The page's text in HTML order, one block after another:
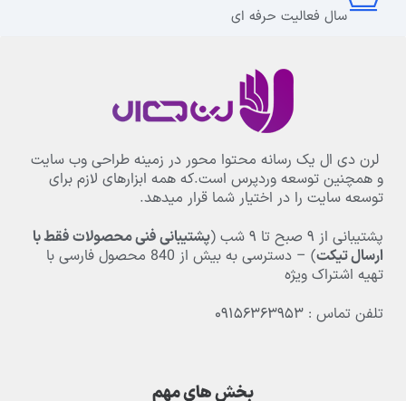
سال فعالیت حرفه ای
لرن دی ال یک رسانه محتوا محور در زمینه طراحی وب سایت
و همچنین توسعه وردپرس است.که همه ابزارهای لازم برای
توسعه سایت را در اختیار شما قرار میدهد.
پشتیبانی از ۹ صبح تا ۹ شب (پشتیبانی فنی محصولات فقط با
ارسال تیکت) – دسترسی به بیش از 840 محصول فارسی با
تهیه اشتراک ویژه
تلفن تماس : ۰۹۱۵۶۳۶۳۹۵۳
بخش های مهم